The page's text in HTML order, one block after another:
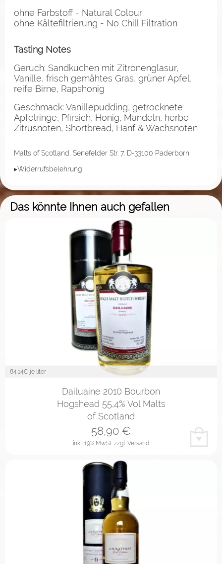
ohne Farbstoff - Natural Colour
ohne Kältefiltrierung - No Chill Filtration
Tasting Notes
Geruch: Sandkuchen mit Zitronenglasur,
Vanille, frisch gemähtes Gras, grüner Apfel,
reife Birne, Rapshonig
Geschmack: Vanillepudding, getrocknete
Apfelringe, Pfirsich, Honig, Mandeln, herbe
Zitrusnoten, Shortbread, Hanf & Wachsnoten
Malts of Scotland, Senefelder Str. 7, D-33100 Paderborn
▸Widerrufsbelehrung
Das könnte Ihnen auch gefallen
84,14€ je liter
Dailuaine 2010 Bourbon
Hogshead 55,4% Vol Malts
of Scotland
inkl. 19% MwSt. zzgl. Versand
58,90 €